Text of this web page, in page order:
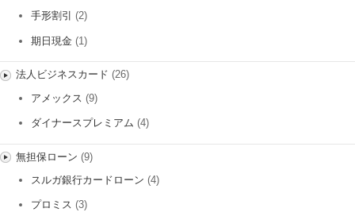
手形割引 (2)
期日現金 (1)
法人ビジネスカード (26)
アメックス (9)
ダイナースプレミアム (4)
無担保ローン (9)
スルガ銀行カードローン (4)
プロミス (3)